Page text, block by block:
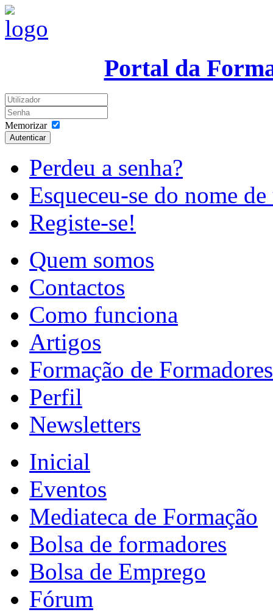
Portal da
Memorizar
Autenticar
Perdeu a senha?
Esqueceu-se do nome
Registe-se!
Quem somos
Contactos
Como funciona
Artigos
Formação de Formadores
Perfil
Newsletters
Inicial
Eventos
Mediateca de Formação
Bolsa de formadores
Bolsa de Emprego
Fórum